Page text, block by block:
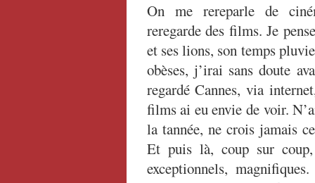
On me rereparle de
reregarde des films. Je
et ses lions, son temps
obèses, j’irai sans doute
regardé Cannes, via
films ai eu envie de voir.
la tannée, ne crois jamais
Et puis là, coup sur
exceptionnels,